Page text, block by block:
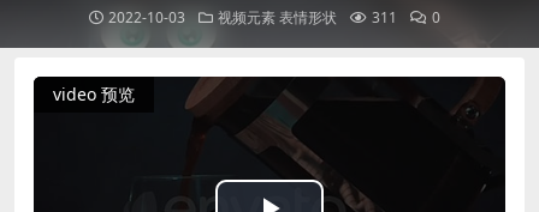
2022-10-03 视频元素表情形状 311 0
video 预览